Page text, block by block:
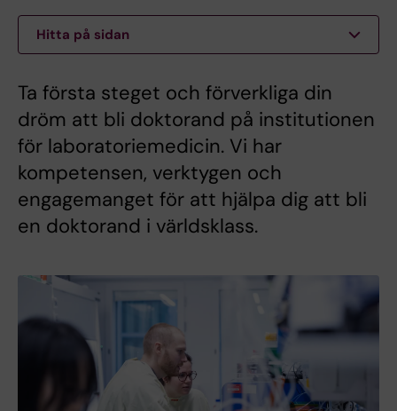
Hitta på sidan
Ta första steget och förverkliga din
dröm att bli doktorand på institutionen
för laboratoriemedicin. Vi har
kompetensen, verktygen och
engagemanget för att hjälpa dig att bli
en doktorand i världsklass.